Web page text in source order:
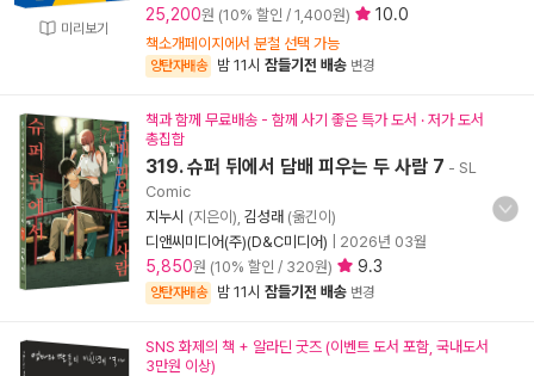
미리보기
25,200원 (10% 할인 / 1,400원) 10.0
책소개페이지에서 분철 선택 가능
양탄자배송 밤 11시 잠들기전 배송 변경
책과 함께 무료배송 - 함께 사기 좋은 특가 도서 · 저가 도서
총집합
319. 슈퍼 뒤에서 담배 피우는 두 사람 7 - SL
Comic
지누시 (지은이), 김성래 (옮긴이)
디앤씨미디어(주)(D&C미디어)
2026년 03월
5,850원 (10% 할인 / 320원) 9.3
양탄자배송 밤 11시 잠들기전 배송 변경
SNS 화제의 책 + 알라딘 굿즈 (이벤트 도서 포함, 국내도서
3만원 이상)